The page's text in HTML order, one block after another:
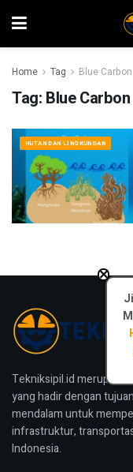
Home Tag Blue Carbon
Tag: Blue Carbon
HUTAN DAN LINGKUNGAN
Tekniksipil.id
yang hadir dengan
mendalam untuk
infrastruktur,
Indonesia.
×